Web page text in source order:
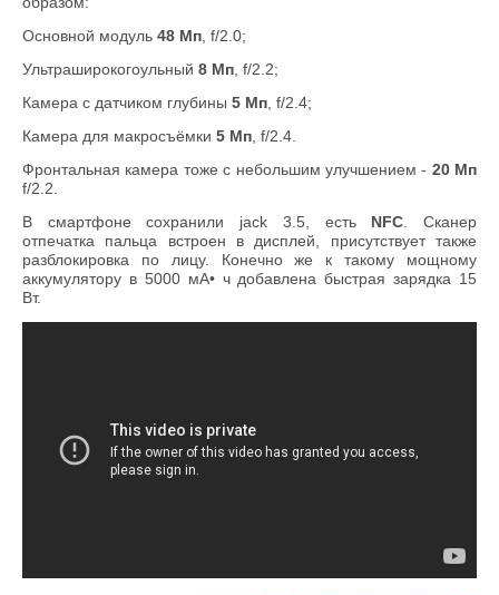
Основной модуль 48 Мп, f/2.0;
Ультраширокогоульный 8 Мп, f/2.2;
Камера с датчиком глубины 5 Мп, f/2.4;
Камера для макросъёмки 5 Мп, f/2.4.
Фронтальная камера тоже с небольшим улучшением - 20 Мп
f/2.2.
В смартфоне сохранили jack 3.5, есть NFC. Сканер
отпечатка пальца встроен в дисплей, присутствует также
разблокировка по лицу. Конечно же к такому мощному
аккумулятору в 5000 мА• ч добавлена быстрая зарядка 15
Вт.